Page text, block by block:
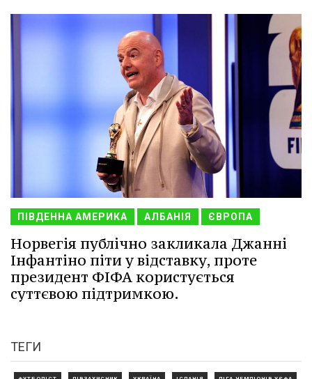
ПІВДЕННА АМЕРИКА АЛБАНІЯ ЄВРОПА
Норвегія публічно закликала Джанні
Інфантіно піти у відставку, проте
президент ФІФА користується
суттєвою підтримкою.
ТЕГИ